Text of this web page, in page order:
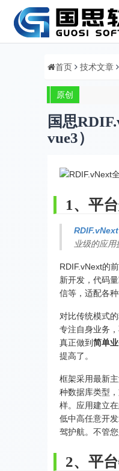
首页 技术文章
原创
国思
vue3）
1、平
RDIF.vNext
业级的应用
RDIF.vNext的
新开发，代码
信等，适配各种
对比传统模式
专注自身业务
真正做到简单
提高了。
框架采用最新
种数据库类型
样。应用建立
低中高任意开
驾护航。不管
2、平